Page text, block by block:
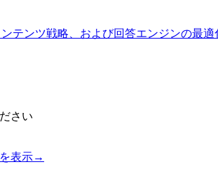
テンツ戦略、および回答エンジンの最適
さい
表示→